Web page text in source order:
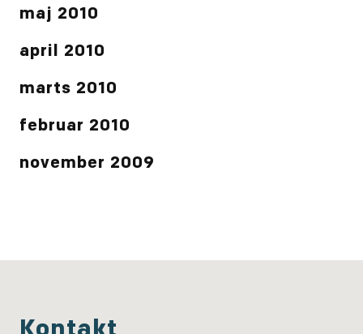
maj 2010
april 2010
marts 2010
februar 2010
november 2009